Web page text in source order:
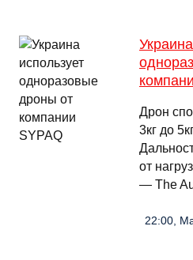
Дрон
3кг до
от
— The
22:00,